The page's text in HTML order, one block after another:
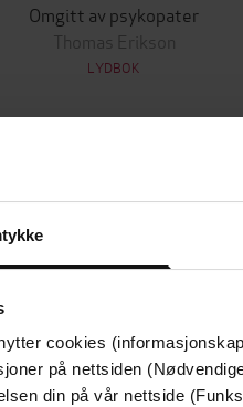
cookies
på nettsiden
din på vår nettside
Omgitt av psykopater
Thomas Erikson
LYDBOK